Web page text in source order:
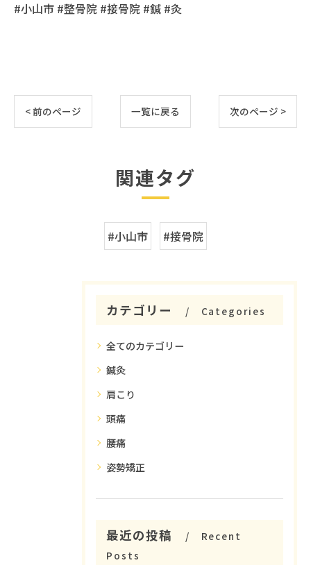
#小山市 #整骨院 #接骨院 #鍼 #灸
< 前のページ 一覧に戻る 次のページ >
関連タグ
#小山市 #接骨院
カテゴリー Categories
全てのカテゴリー
鍼灸
肩こり
頭痛
腰痛
姿勢矯正
最近の投稿
Recent
Posts